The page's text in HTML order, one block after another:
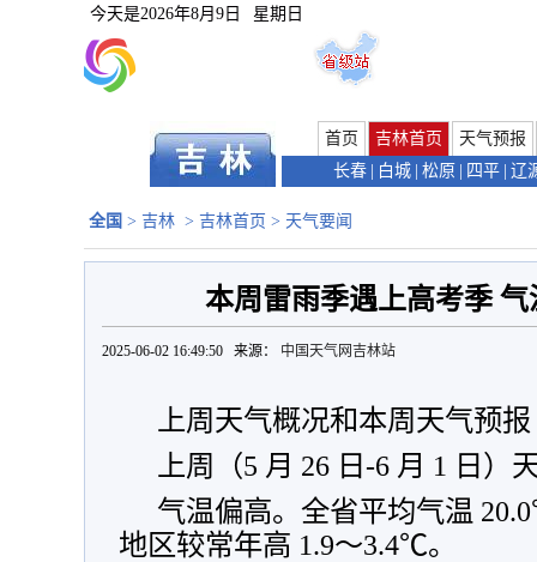
今天是2026年8月9日 星期日
首页 吉林首页
天气预报
长春
白城 松原 四平 辽
全国 > 吉林 > 吉林首页 > 天气要闻
本周雷雨季遇上高考季
2025-06-02 16:49:50 来源： 中国天气网吉林站
上周天气概况和本周天气预报
上周（5 月 26 日-6 月 1 日）
气温偏高。全省平均气温
地区较常年高 1.9～3.4℃。